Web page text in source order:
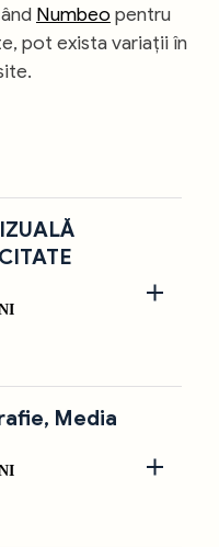
Numbeopentru
pot exista variații în
Media